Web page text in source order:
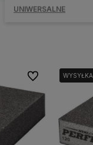
UNIWERSALNE
Do ulubionych